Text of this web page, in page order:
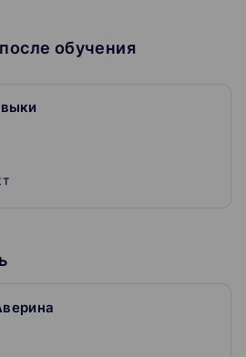
создавать рекламные
эффективные объявления,
вернуть
обучения